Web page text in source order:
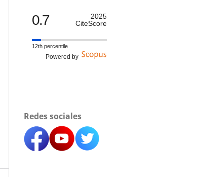
0.7
2025
CiteScore
12th percentile
Powered by
Redes sociales